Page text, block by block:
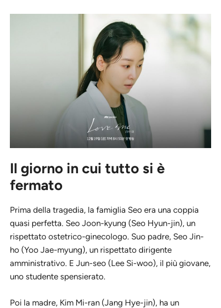
Il giorno in cui tutto si è
fermato
Prima della tragedia, la famiglia Seo era una coppia
quasi perfetta. Seo Joon-kyung (Seo Hyun-jin), un
rispettato ostetrico-ginecologo. Suo padre, Seo Jin-
ho (Yoo Jae-myung), un rispettato dirigente
amministrativo. E Jun-seo (Lee Si-woo), il più giovane,
uno studente spensierato.
Poi la madre, Kim Mi-ran (Jang Hye-jin), ha un